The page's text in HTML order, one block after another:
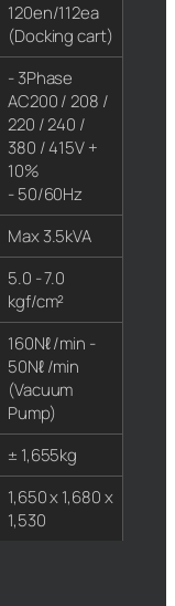
120en/112ea
(Docking cart)
- 3Phase
AC200 / 208 /
220 / 240 /
380 / 415V +
10%
- 50/60Hz
Max 3.5kVA
5.0 - 7.0
kgf/cm²
160Nℓ /min -
50Nℓ /min
(Vacuum
Pump)
± 1,655kg
1,650 x 1,680 x
1,530